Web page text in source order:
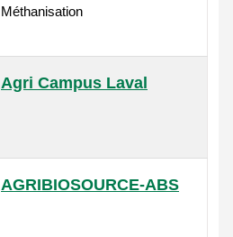
Méthanisation
Agri Campus Laval
AGRIBIOSOURCE-ABS